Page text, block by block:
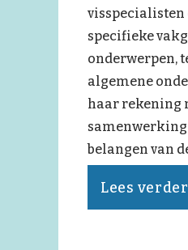
specifieke
onderwerpen,
algemene
haar rekening
belangen van
Lees verder